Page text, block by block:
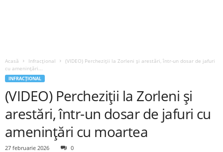
Acasă Infracțional
(VIDEO) Percheziții la Zorleni și arestări, într-un dosar de jafuri
cu amenințări...
INFRACȚIONAL
(VIDEO) Percheziții la Zorleni și
arestări, într-un dosar de jafuri cu
amenințări cu moartea
27 februarie 2026 0